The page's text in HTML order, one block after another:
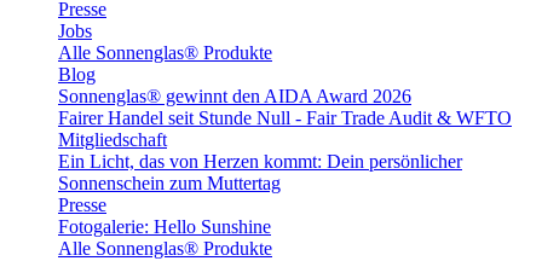
Presse
Jobs
Alle Sonnenglas® Produkte
Blog
Sonnenglas® gewinnt den AIDA Award 2026
Fairer Handel seit Stunde Null - Fair Trade Audit & WFTO
Mitgliedschaft
Ein Licht, das von Herzen kommt: Dein persönlicher
Sonnenschein zum Muttertag
Presse
Fotogalerie: Hello Sunshine
Alle Sonnenglas® Produkte